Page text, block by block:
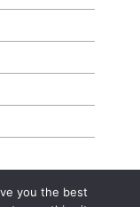
you the best